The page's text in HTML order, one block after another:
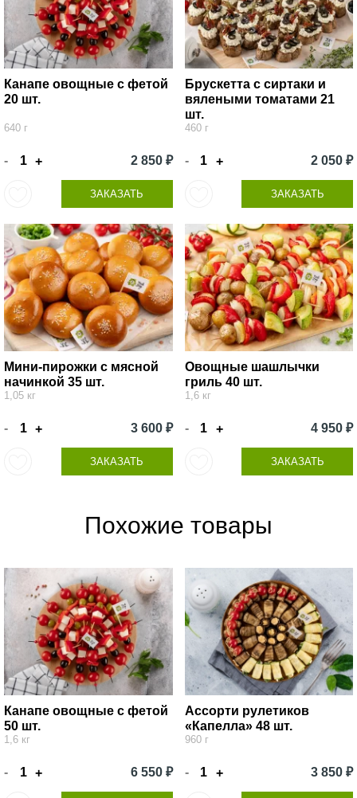
Канапе овощные с фетой
20 шт.
640 г
- + 2 850 ₽
ЗАКАЗАТЬ
Брускетта с сиртаки и
вялеными томатами 21
шт.
460 г
- + 2 050 ₽
ЗАКАЗАТЬ
Мини-пирожки с мясной
начинкой 35 шт.
1,05 кг
- + 3 600 ₽
ЗАКАЗАТЬ
Овощные шашлычки
гриль 40 шт.
1,6 кг
- + 4 950 ₽
ЗАКАЗАТЬ
Похожие товары
Канапе овощные с фетой
50 шт.
1,6 кг
- + 6 550 ₽
Ассорти рулетиков
«Капелла» 48 шт.
960 г
- + 3 850 ₽